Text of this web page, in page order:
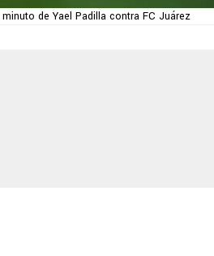
de Yael Padilla contra FC Juárez